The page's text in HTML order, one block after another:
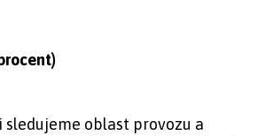
oblast provozu a